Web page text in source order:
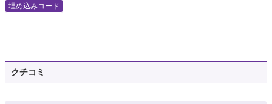
埋め込みコード
クチコミ